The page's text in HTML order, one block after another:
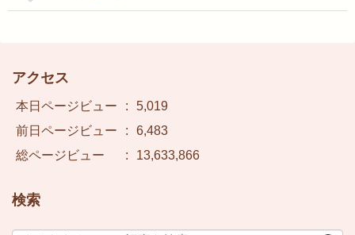
アクセス
本日ページビュー :
5,019
前日ページビュー
:
6,483
総ページビュー
: 13,633,866
検索